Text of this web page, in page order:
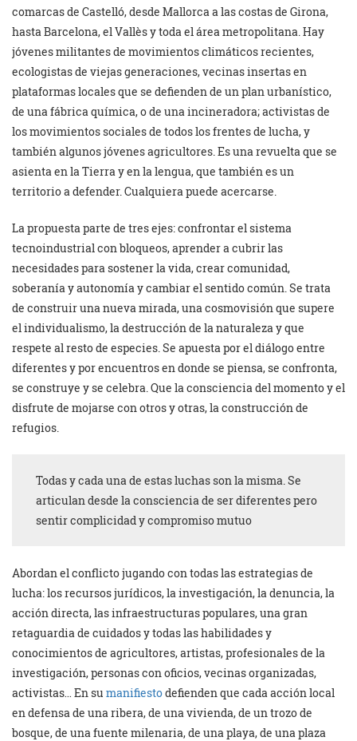
comarcas de Castelló, desde Mallorca a las costas de Girona,
hasta Barcelona, el Vallès y toda el área metropolitana. Hay
jóvenes militantes de movimientos climáticos recientes,
ecologistas de viejas generaciones, vecinas insertas en
plataformas locales que se defienden de un plan urbanístico,
de una fábrica química, o de una incineradora; activistas de
los movimientos sociales de todos los frentes de lucha, y
también algunos jóvenes agricultores. Es una revuelta que se
asienta en la Tierra y en la lengua, que también es un
territorio a defender. Cualquiera puede acercarse.
La propuesta parte de tres ejes: confrontar el sistema
tecnoindustrial con bloqueos, aprender a cubrir las
necesidades para sostener la vida, crear comunidad,
soberanía y autonomía y cambiar el sentido común. Se trata
de construir una nueva mirada, una cosmovisión que supere
el individualismo, la destrucción de la naturaleza y que
respete al resto de especies. Se apuesta por el diálogo entre
diferentes y por encuentros en donde se piensa, se confronta,
se construye y se celebra. Que la consciencia del momento y el
disfrute de mojarse con otros y otras, la construcción de
refugios.
Todas y cada una de estas luchas son la misma. Se
articulan desde la consciencia de ser diferentes pero
sentir complicidad y compromiso mutuo
Abordan el conflicto jugando con todas las estrategias de
lucha: los recursos jurídicos, la investigación, la denuncia, la
acción directa, las infraestructuras populares, una gran
retaguardia de cuidados y todas las habilidades y
conocimientos de agricultores, artistas, profesionales de la
investigación, personas con oficios, vecinas organizadas,
activistas… En su manifiestodefienden que cada acción local
en defensa de una ribera, de una vivienda, de un trozo de
bosque, de una fuente milenaria, de una playa, de una plaza